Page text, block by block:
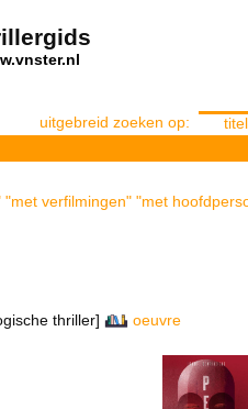
uitgebreid zoeken op: titel
verfilmingen" "met
thriller]
oeuvre